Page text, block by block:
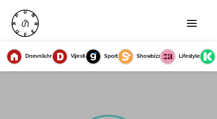
Dnevnik.hr Vijesti Sport Showbizz Lifestyle